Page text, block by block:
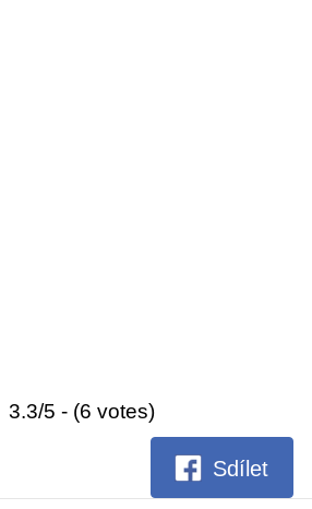
3.3/5 - (6 votes)
Sdílet